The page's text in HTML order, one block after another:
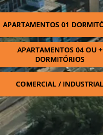
APARTAMENTOS 01
APARTAMENTOS 04 OU +
DORMITÓRIOS
COMERCIAL / INDUSTRIAL